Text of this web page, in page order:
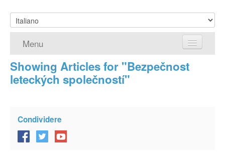
Menu
Home
Richiedere ESTA
Viaggio senza Visto
Showing Articles for "Bezpečnost
leteckých společností"
Condividere